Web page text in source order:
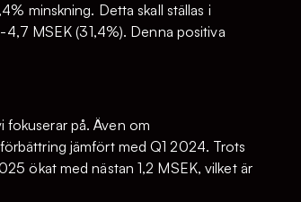
minskning. Detta skall ställas i
MSEK (31,4%). Denna positiva
på. Även om
jämfört med Q1 2024. Trots
ökat med nästan 1,2 MSEK, vilket är